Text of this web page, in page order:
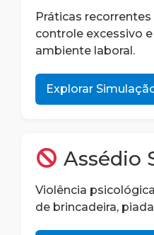
Práticas
controle excessivo
ambiente laboral.
Explorar
Assédio
Violência
de brincadeira,